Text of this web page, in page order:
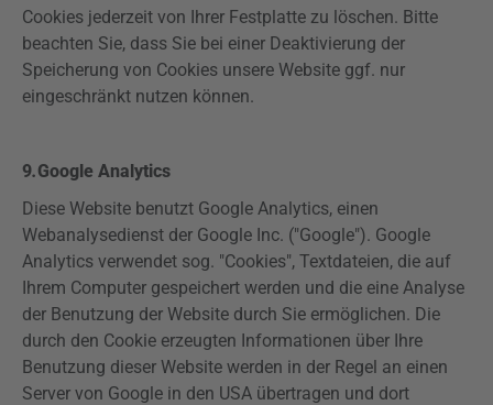
Cookies jederzeit von Ihrer Festplatte zu löschen. Bitte
beachten Sie, dass Sie bei einer Deaktivierung der
Speicherung von Cookies unsere Website ggf. nur
eingeschränkt nutzen können.
9.Google Analytics
Diese Website benutzt Google Analytics, einen
Webanalysedienst der Google Inc. ("Google"). Google
Analytics verwendet sog. "Cookies", Textdateien, die auf
Ihrem Computer gespeichert werden und die eine Analyse
der Benutzung der Website durch Sie ermöglichen. Die
durch den Cookie erzeugten Informationen über Ihre
Benutzung dieser Website werden in der Regel an einen
Server von Google in den USA übertragen und dort